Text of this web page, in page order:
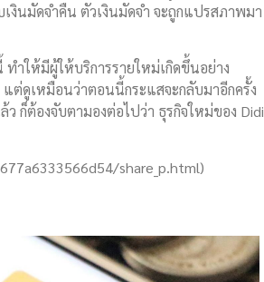
เงินมัดจำคืน ตัวเงินมัดจำ จะถูกแปรสภาพมา
ทำให้มีผู้ให้บริการรายใหม่เกิดขึ้นอย่าง
ต่ดูเหมือนว่าตอนนี้กระแสจะกลับมาอีกครั้ง
ก็ต้องจับตามองต่อไปว่า ธุรกิจใหม่ของ Didi
share_p.html)